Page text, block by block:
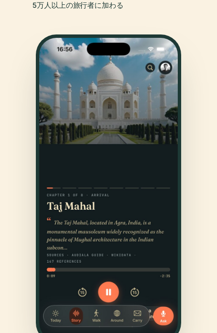
5万人以上の旅行者に加わる